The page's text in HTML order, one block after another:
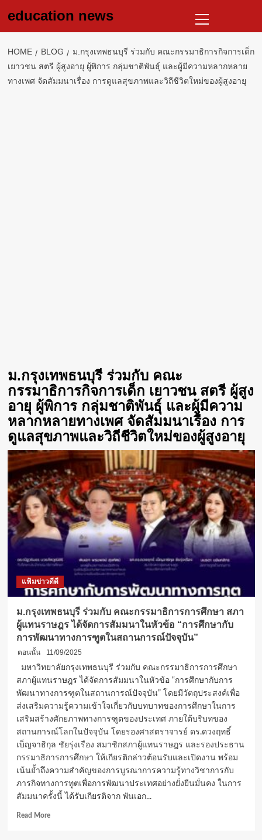
education news
Menu
HOME BLOG
ม.กรุงเทพธนบุรี ร่วมกับ คณะกรรมาธิการกิจการเด็ก
เยาวชน สตรี ผู้สูงอายุ ผู้พิการ กลุ่มชาติพันธุ์ และผู้มีความหลากหลาย
ทางเพศ จัดสัมมนาเรื่อง การดูแลสุขภาพและวิถีชีวิตใหม่ของผู้สูงอายุ
ม.กรุงเทพธนบุรี ร่วมกับ คณะ
กรรมาธิการกิจการเด็ก เยาวชน สตรี ผู้สูง
อายุ ผู้พิการ กลุ่มชาติพันธุ์ และผู้มีความ
หลากหลายทางเพศ จัดสัมมนาเรื่อง การ
ดูแลสุขภาพและวิถีชีวิตใหม่ของผู้สูงอายุ
แฟ้มข่าวดีดี
ม.กรุงเทพธนบุรี ร่วมกับ คณะกรรมาธิการการศึกษา สภา
ผู้แทนราษฎร ได้จัดการสัมมนาในหัวข้อ “การศึกษากับ
การพัฒนาทางการฑูตในสถานการณ์ปัจจุบัน”
ตอนนั้น
11/09/2025
มหาวิทยาลัยกรุงเทพธนบุรี ร่วมกับ คณะกรรมาธิการการศึกษา
สภาผู้แทนราษฎร ได้จัดการสัมมนาในหัวข้อ “การศึกษากับการ
พัฒนาทางการฑูตในสถานการณ์ปัจจุบัน” โดยมีวัตถุประสงค์เพื่อ
ส่งเสริมความรู้ความเข้าใจเกี่ยวกับบทบาทของการศึกษาในการ
เสริมสร้างศักยภาพทางการฑูตของประเทศ ภายใต้บริบทของ
สถานการณ์โลกในปัจจุบัน โดยรองศาสตราจารย์ ดร.ดวงฤทธิ์
เบ็ญจาธิกุล ชัยรุ่งเรือง สมาชิกสภาผู้แทนราษฎร และรองประธาน
กรรมาธิการการศึกษา ให้เกียรติกล่าวต้อนรับและเปิดงาน พร้อม
เน้นย้ำถึงความสำคัญของการบูรณาการความรู้ทางวิชาการกับ
ภารกิจทางการทูตเพื่อการพัฒนาประเทศอย่างยั่งยืนมั่นคง ในการ
สัมมนาครั้งนี้ ได้รับเกียรติจาก พันเอก...
Read MoreRead